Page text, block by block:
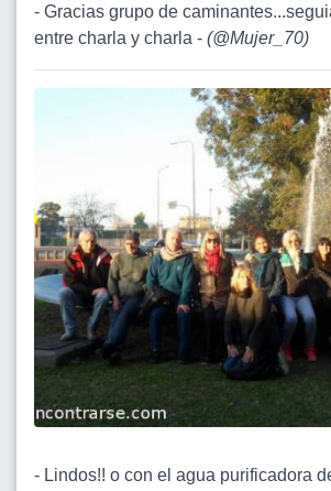
- Gracias grupo de
entre charla y charla - (@Mujer_70)
- Lindos!! o con el agua purificadora